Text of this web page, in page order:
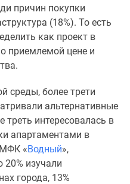
причин покупки
(18%). То есть
как проект в
приемлемой цене и
среды, более трети
альтернативные
треть интересовалась в
апартаментами в
«Водный»,
20% изучали
города, 13%